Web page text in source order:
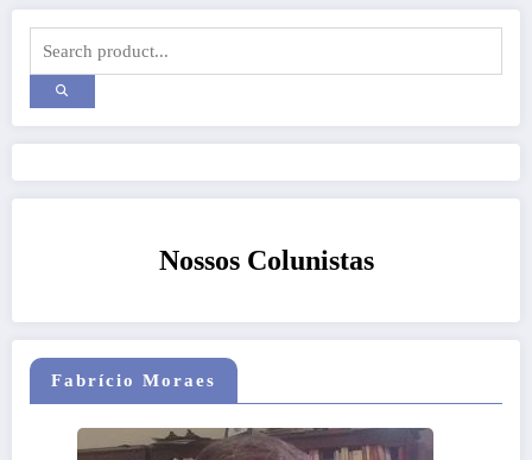
Nossos Colunistas
Fabrício Moraes